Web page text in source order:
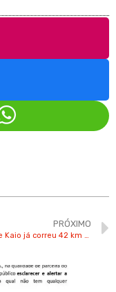
PRÓXIMO
Valinhense Kaio já correu 42 km da Maratona Internacional de SP